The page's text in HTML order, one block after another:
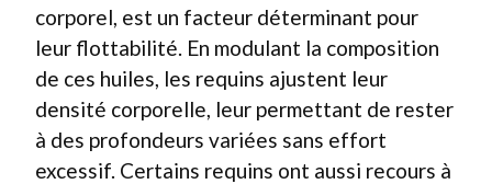
corporel, est un facteur déterminant pour
leur flottabilité. En modulant la composition
de ces huiles, les requins ajustent leur
densité corporelle, leur permettant de rester
à des profondeurs variées sans effort
excessif. Certains requins ont aussi recours à